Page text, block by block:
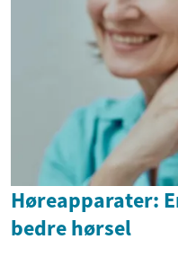
Høreapparater:
bedre hørsel